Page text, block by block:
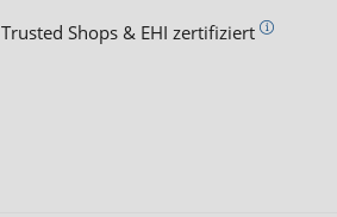
Trusted Shops & EHI zertifiziert